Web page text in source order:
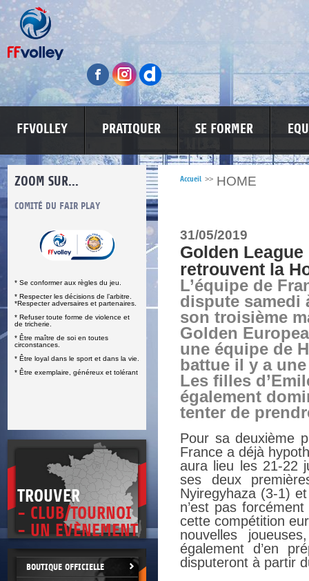
FFVOLLEY PRATIQUER SE FORMER
ZOOM SUR...
COMITÉ DU FAIR PLAY
* Se conformer aux règles du jeu.
* Respecter les décisions de l’arbitre.
*Respecter adversaires et partenaires.
* Refuser toute forme de violence et
de tricherie.
* Être maître de soi en toutes
circonstances.
* Être loyal dans le sport et dans la vie.
* Être exemplaire, généreux et tolérant
LUTTE CONTRE LES VIOLENCES
TROUVER
- CLUB/TOURNOI
- UN EVÈNEMENT
BOUTIQUE OFFICIELLE
Accueil >> HOME
31/05/2019
Golden
retrouvent la
L’équipe de
dispute samedi
son troisième
Golden
une équipe de
battue il y a
Les filles
également
tenter de
Pour sa deuxième
France a déjà
aura lieu les 21-22
ses deux
Nyiregyhaza (3-1)
n’est pas
cette compétition
nouvelles
également d’en
disputeront à partir